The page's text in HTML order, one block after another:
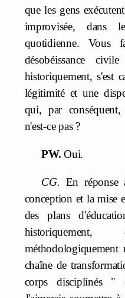
que les gens
improvisée,
quotidienne. Vous
désobéissance
historiquement, s'est
légitimité et une
qui, par
n'est-ce pas ?
PW.Oui.
CG. En réponse
conception et la mise
des plans
historiquement,
méthodologiquement
chaîne de
corps disciplinés